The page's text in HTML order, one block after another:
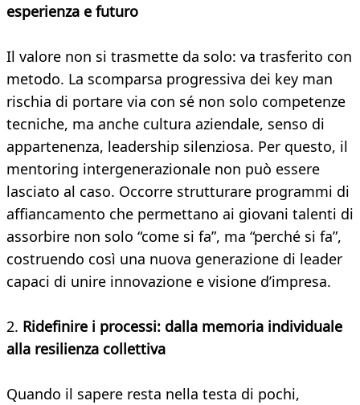
esperienza e futuro
Il valore non si trasmette da solo: va trasferito con
metodo. La scomparsa progressiva dei key man
rischia di portare via con sé non solo competenze
tecniche, ma anche cultura aziendale, senso di
appartenenza, leadership silenziosa. Per questo, il
mentoring intergenerazionale non può essere
lasciato al caso. Occorre strutturare programmi di
affiancamento che permettano ai giovani talenti di
assorbire non solo “come si fa”, ma “perché si fa”,
costruendo così una nuova generazione di leader
capaci di unire innovazione e visione d’impresa.
2. Ridefinire i processi: dalla memoria individuale
alla resilienza collettiva
Quando il sapere resta nella testa di pochi,